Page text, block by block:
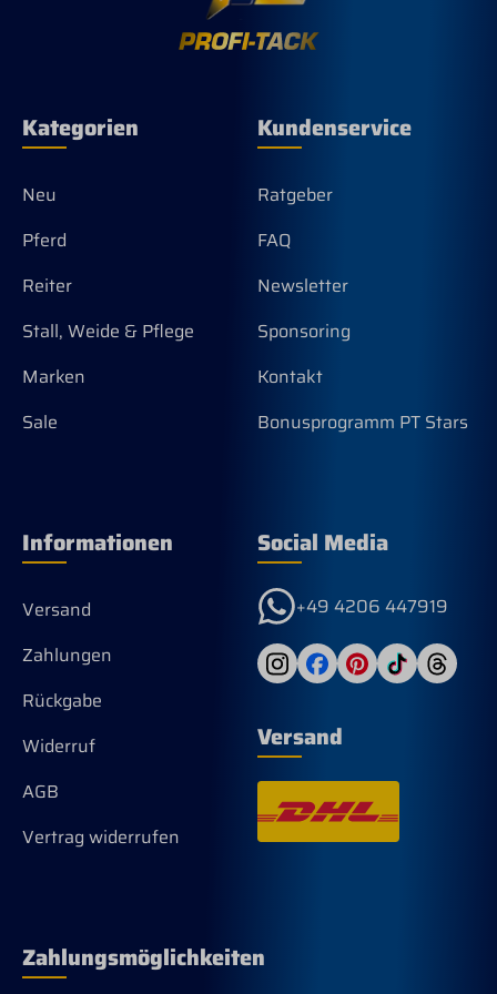
Kategorien
Neu
Pferd
Reiter
Stall, Weide & Pflege
Marken
Sale
Kundenservice
Ratgeber
FAQ
Newsletter
Sponsoring
Kontakt
Bonusprogramm PT Stars
Informationen
Versand
Zahlungen
Rückgabe
Widerruf
AGB
Vertrag widerrufen
Social Media
+49 4206 447919
Versand
Zahlungsmöglichkeiten